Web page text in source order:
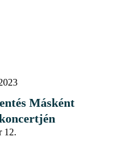
Másként
12.